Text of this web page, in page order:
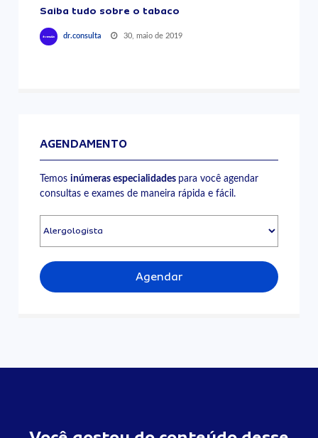
Saiba tudo sobre o tabaco
dr.consulta 30, maio de 2019
AGENDAMENTO
Temosinúmeras especialidades para você agendar
consultas e exames de maneira rápida e fácil.
Agendar